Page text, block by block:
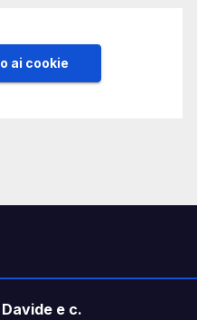
ai cookie
Davide e c.